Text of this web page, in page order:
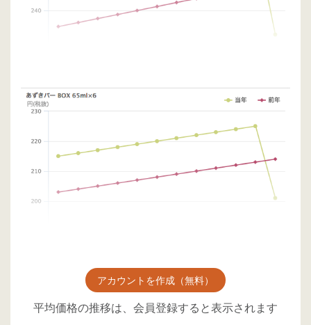
アカウントを作成（無料）
平均価格の推移は、会員登録すると表示されます